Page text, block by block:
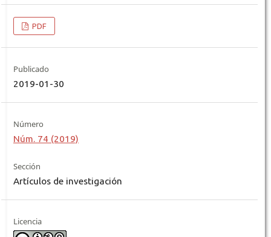
PDF
Publicado
2019-01-30
Número
Núm. 74 (2019)
Sección
Artículos de investigación
Licencia